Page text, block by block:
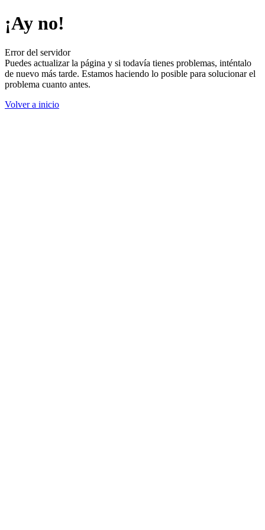
¡Ay no!
Error del servidor
Puedes actualizar la página y si todavía tienes problemas, inténtalo
de nuevo más tarde. Estamos haciendo lo posible para solucionar el
problema cuanto antes.
Volver a inicio